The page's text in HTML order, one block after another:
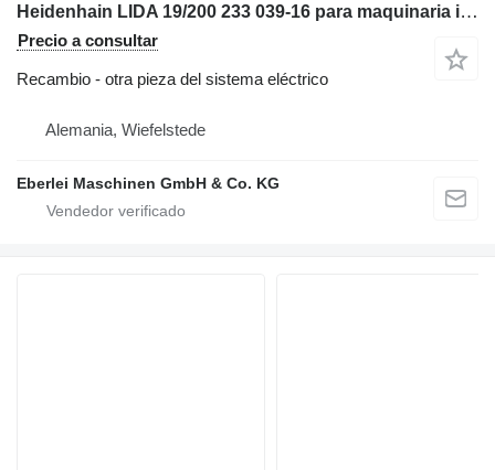
Heidenhain LIDA 19/200 233 039-16 para maquinaria industrial
Precio a consultar
Recambio - otra pieza del sistema eléctrico
Alemania, Wiefelstede
Eberlei Maschinen GmbH & Co. KG